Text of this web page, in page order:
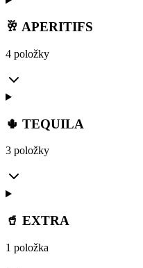
🥂 APERITIFS
4 položky
🌵 TEQUILA
3 položky
🥤 EXTRA
1 položka